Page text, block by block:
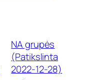
NA grupės
(Patikslinta
2022-12-28)